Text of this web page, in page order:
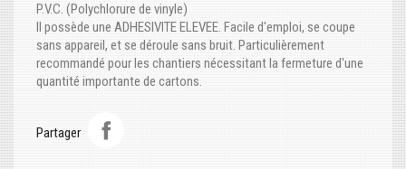
P.V.C. (Polychlorure de vinyle)
Il possède une ADHESIVITE ELEVEE. Facile d'emploi, se coupe
sans appareil, et se déroule sans bruit. Particulièrement
recommandé pour les chantiers nécessitant la fermeture d'une
quantité importante de cartons.
Partager